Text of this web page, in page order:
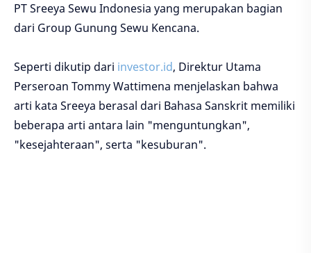
PT Sreeya Sewu Indonesia yang merupakan bagian
dari Group Gunung Sewu Kencana.
Seperti dikutip dari investor.id, Direktur Utama
Perseroan Tommy Wattimena menjelaskan bahwa
arti kata Sreeya berasal dari Bahasa Sanskrit memiliki
beberapa arti antara lain "menguntungkan",
"kesejahteraan", serta "kesuburan".